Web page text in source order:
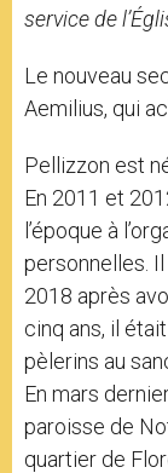
service de
Le nouveau
Aemilius, qui
Pellizzon est
En 2011 et
l’époque à
personnelles.
2018 après
cinq ans, il
pèlerins au
En mars
paroisse de
quartier de